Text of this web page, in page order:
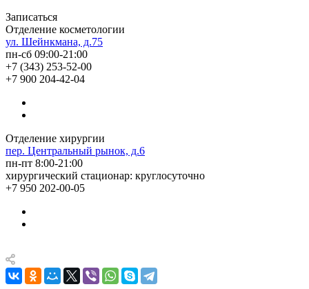
Записаться
Отделение косметологии
ул. Шейнкмана, д.75
пн-сб 09:00-21:00
+7 (343) 253-52-00
+7 900 204-42-04
Отделение хирургии
пер. Центральный рынок, д.6
пн-пт 8:00-21:00
хирургический стационар: круглосуточно
+7 950 202-00-05